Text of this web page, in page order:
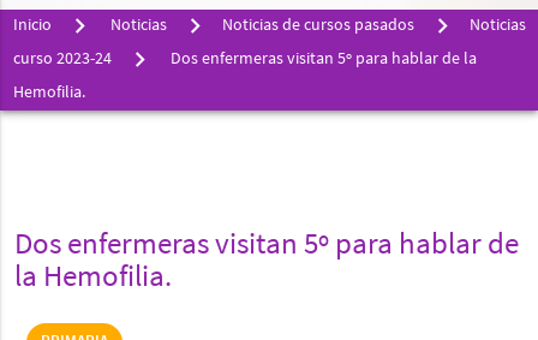
Inicio Noticias Noticias de cursos pasados
Noticias
curso 2023-24
Dos enfermeras visitan 5º para hablar de la
Hemofilia.
Dos enfermeras visitan 5º para hablar de
la Hemofilia.